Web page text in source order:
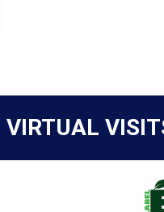
VIRTUAL